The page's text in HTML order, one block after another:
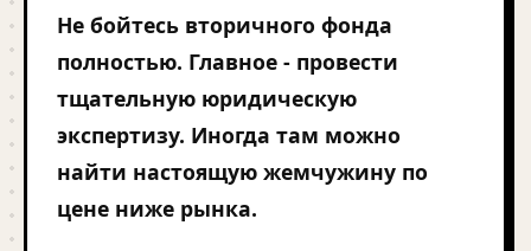
Не бойтесь вторичного фонда
полностью. Главное - провести
тщательную юридическую
экспертизу. Иногда там можно
найти настоящую жемчужину по
цене ниже рынка.